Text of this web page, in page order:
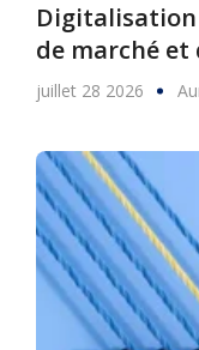
Digitalisation
de marché et
à 2030
juillet 28 2026